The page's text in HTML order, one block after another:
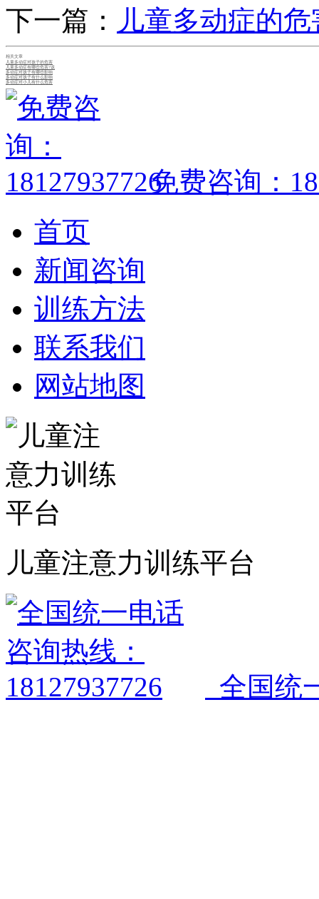
下一篇： 儿童多动症的
相关文章
儿童多动症对孩子的危害
儿童多动症有哪些危害?该
多动症对孩子有哪些影响
多动症对孩子有什么影响
多动症对小儿有什么危害
免费咨询：
首页
新闻咨询
训练方法
联系我们
网站地图
儿童注意力训练平台
全国统